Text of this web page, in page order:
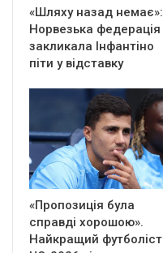
«Шляху назад немає»:
Норвезька федерація
закликала Інфантіно
піти у відставку
«Пропозиція була
справді хорошою».
Найкращий футболіст